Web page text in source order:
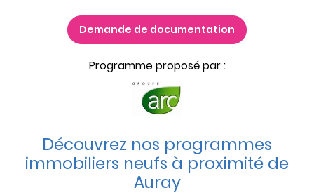
Demande de documentation
Programme proposé par :
Découvrez nos programmes
immobiliers neufs à proximité de
Auray